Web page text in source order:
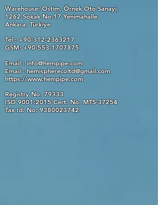
Warehouse: Ostim, Örnek Oto Sanayi,
1262 Sokak No.17 Yenimahalle,
Ankara, Türkiye
Tel : +90-312-2363217
GSM: +90-553-1707875
Email : info@hempipe.com
Email : hemispherecoltd@gmail.com
https://www.hempipe.com
Registry No. 79333
ISO 9001:2015 Cert. No. MTS-37254
Tax Id. No.9380023742